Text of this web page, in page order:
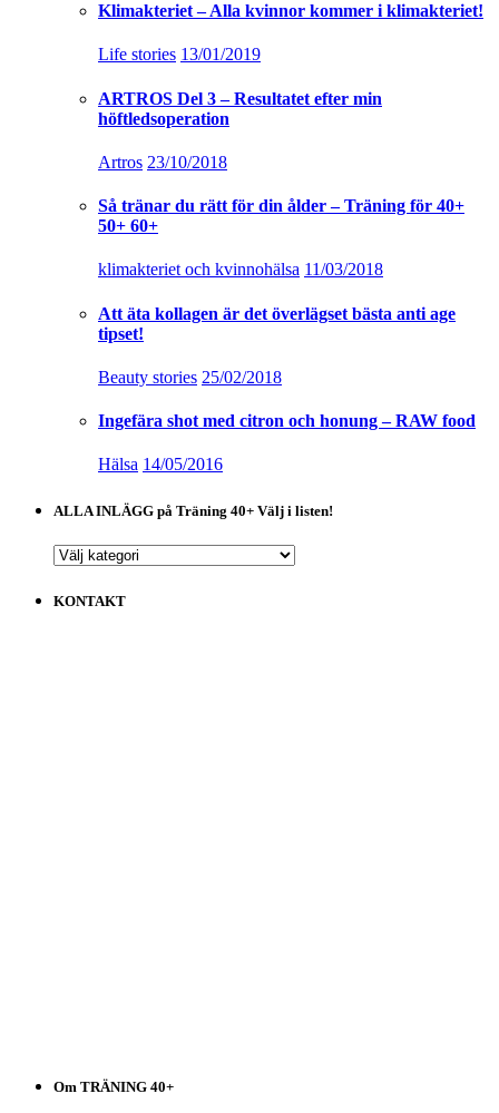
Klimakteriet – Alla kvinnor kommer i klimakteriet!
Life stories 13/01/2019
ARTROS Del 3 – Resultatet efter min
höftledsoperation
Artros 23/10/2018
Så tränar du rätt för din ålder – Träning för 40+
50+ 60+
klimakteriet och kvinnohälsa 11/03/2018
Att äta kollagen är det överlägset bästa anti age
tipset!
Beauty stories 25/02/2018
Ingefära shot med citron och honung – RAW food
Hälsa 14/05/2016
ALLA INLÄGG på Träning 40+ Välj i listen!
ALLA
på
KONTAKT
Om TRÄNING 40+